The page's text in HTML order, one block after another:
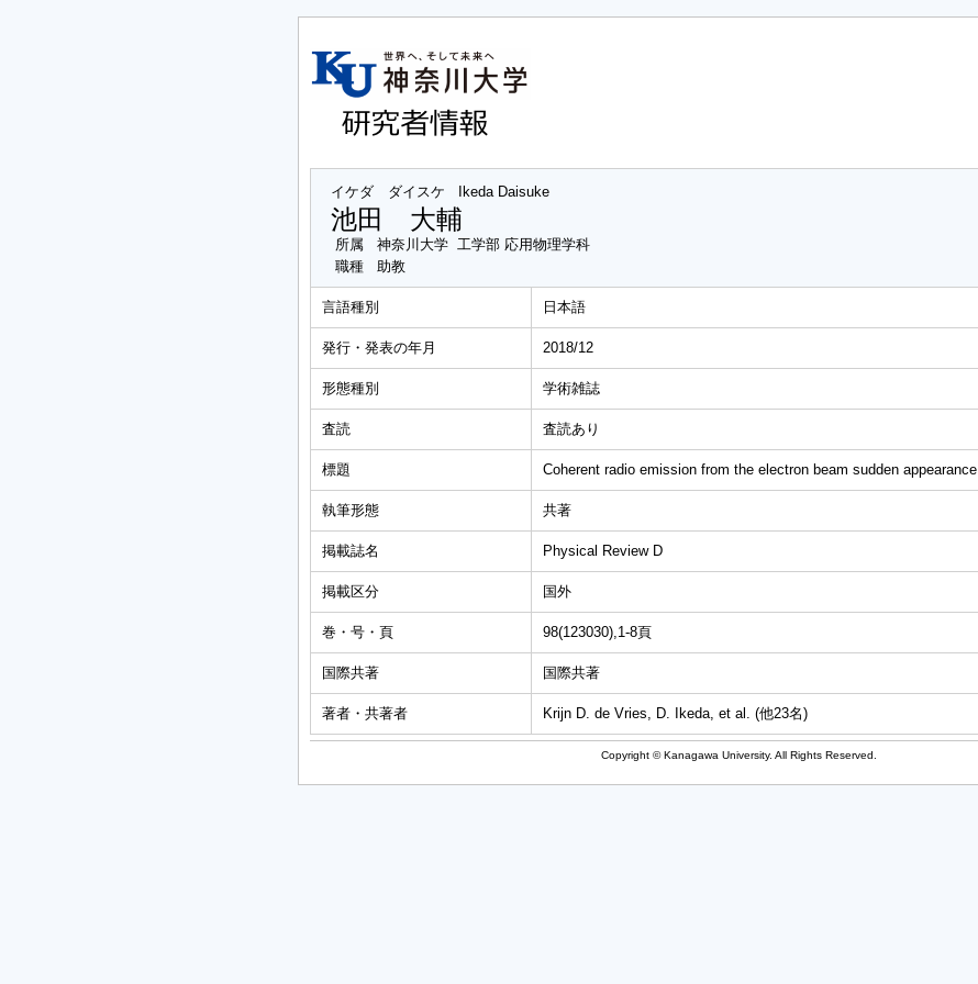
イケダ ダイスケ Ikeda Daisuke
池田 大輔
所属
神奈川大学 工学部 応用物理学科
職種
助教
言語種別 日本語
発行・発表の年月 2018/12
形態種別 学術雑誌
査読 査読あり
標題 Coherent radio emission from the electron beam sudden appearance
執筆形態 共著
掲載誌名 Physical Review D
掲載区分 国外
巻・号・頁 98(123030),1-8頁
国際共著 国際共著
著者・共著者 Krijn D. de Vries, D. Ikeda, et al. (他23名)
Copyright © Kanagawa University. All Rights Reserved.